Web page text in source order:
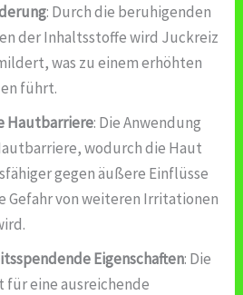
: Durch die beruhigenden
der Inhaltsstoffe wird Juckreiz
was zu einem erhöhten
führt.
Hautbarriere: Die Anwendung
wodurch die Haut
gegen äußere Einflüsse
Gefahr von weiteren Irritationen
Eigenschaften: Die
für eine ausreichende